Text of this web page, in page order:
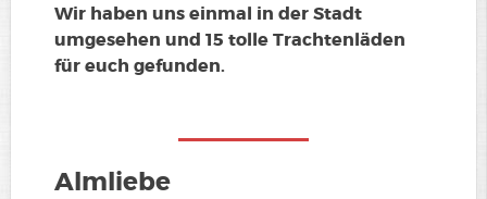
Wir haben uns einmal in der Stadt
umgesehen und 15 tolle Trachtenläden
für euch gefunden.
Almliebe